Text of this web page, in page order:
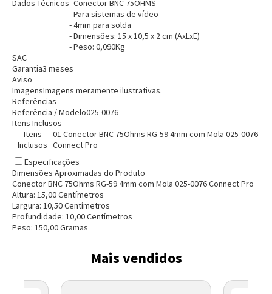
Dados Técnicos- Conector BNC 75OHMS
- Para sistemas de vídeo
- 4mm para solda
- Dimensões: 15 x 10,5 x 2 cm (AxLxE)
- Peso: 0,090Kg
SAC
Garantia3 meses
Aviso
ImagensImagens meramente ilustrativas.
Referências
Referência / Modelo025-0076
Itens Inclusos
Itens
Inclusos
01 Conector BNC 75Ohms RG-59 4mm com Mola 025-0076
Connect Pro
Especificações
Dimensões Aproximadas do Produto
Conector BNC 75Ohms RG-59 4mm com Mola 025-0076 Connect Pro
Altura: 15,00Centímetros
Largura: 10,50Centímetros
Profundidade: 10,00Centímetros
Peso: 150,00Gramas
Mais vendidos